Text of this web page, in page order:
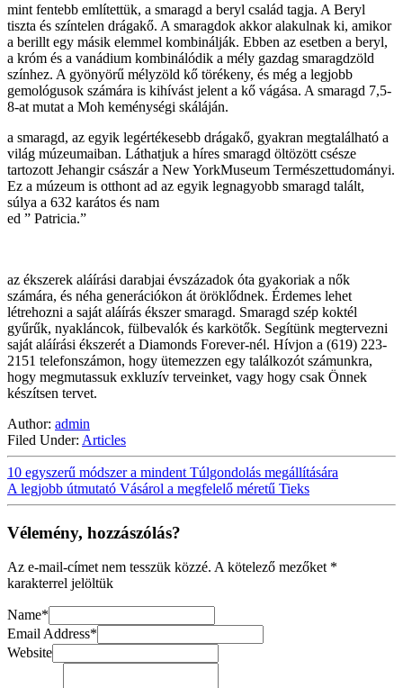
mint fentebb említettük, a smaragd a beryl család tagja. A Beryl
tiszta és színtelen drágakő. A smaragdok akkor alakulnak ki, amikor
a berillt egy másik elemmel kombinálják. Ebben az esetben a beryl,
a króm és a vanádium kombinálódik a mély gazdag smaragdzöld
színhez. A gyönyörű mélyzöld kő törékeny, és még a legjobb
gemológusok számára is kihívást jelent a kő vágása. A smaragd 7,5-
8-at mutat a Moh keménységi skáláján.
a smaragd, az egyik legértékesebb drágakő, gyakran megtalálható a
világ múzeumaiban. Láthatjuk a híres smaragd öltözött csésze
tartozott Jehangir császár a New YorkMuseum Természettudományi.
Ez a múzeum is otthont ad az egyik legnagyobb smaragd talált,
súlya a 632 karátos és nam
ed ” Patricia.”
az ékszerek aláírási darabjai évszázadok óta gyakoriak a nők
számára, és néha generációkon át öröklődnek. Érdemes lehet
létrehozni a saját aláírás ékszer smaragd. Smaragd szép koktél
gyűrűk, nyakláncok, fülbevalók és karkötők. Segítünk megtervezni
saját aláírási ékszerét a Diamonds Forever-nél. Hívjon a (619) 223-
2151 telefonszámon, hogy ütemezzen egy találkozót számunkra,
hogy megmutassuk exkluzív terveinket, vagy hogy csak Önnek
készítsen tervet.
Author: admin
Filed Under: Articles
10 egyszerű módszer a mindent Túlgondolás megállítására
A legjobb útmutató Vásárol a megfelelő méretű Tieks
Vélemény, hozzászólás?
Az e-mail-címet nem tesszük közzé. A kötelező mezőket *
karakterrel jelöltük
Name*
Email Address*
Website